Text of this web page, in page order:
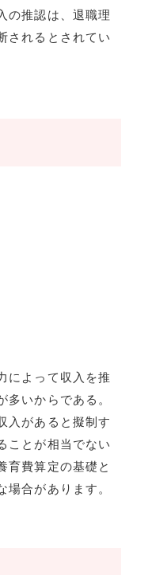
の推認は、退職理
されるとされてい
によって収入を推
いからである。
入があると擬制す
ことが相当でない
育費算定の基礎と
合があります。